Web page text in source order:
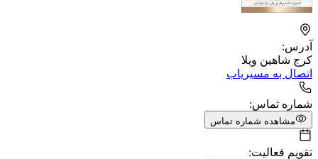
آدرس:
کرج شاهین ویلا
اتصال به مسیریاب
شماره تماس:
مشاهده شماره تماس
تقویم فعالیت: